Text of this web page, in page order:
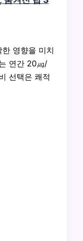
영향을 미치
연간 20㎍/
선택은 쾌적